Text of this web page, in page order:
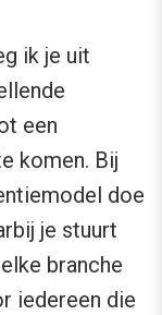
ik je uit
een
komen. Bij
doe
je stuurt
branche
iedereen die